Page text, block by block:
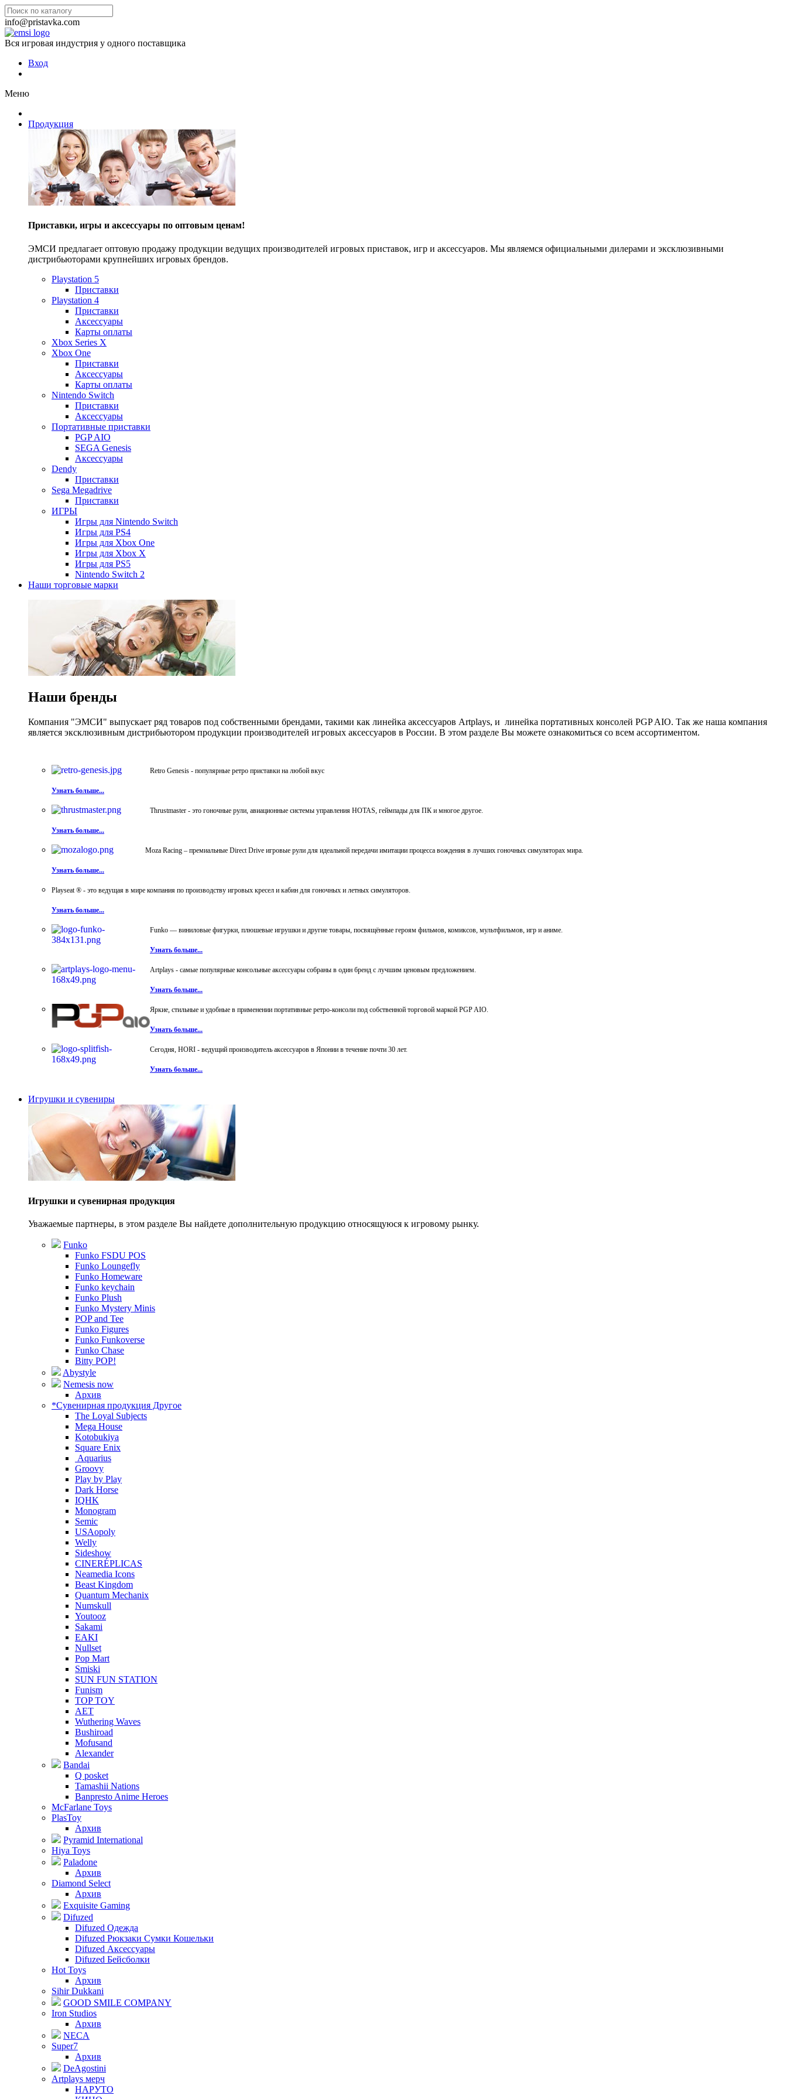
info@pristavka.com
Вся игровая индустрия у одного поставщика
Вход
Меню
Продукция
Приставки, игры и аксессуары по оптовым ценам!
ЭМСИ предлагает оптовую продажу продукции ведущих производителей игровых приставок, игр и аксессуаров. Мы являемся официальными дилерами и эксклюзивными
дистрибьюторами крупнейших игровых брендов.
Playstation 5
Приставки
Playstation 4
Приставки
Аксессуары
Карты оплаты
Xbox Series X
Xbox One
Приставки
Аксессуары
Карты оплаты
Nintendo Switch
Приставки
Аксессуары
Портативные приставки
PGP AIO
SEGA Genesis
Аксессуары
Dendy
Приставки
Sega Megadrive
Приставки
ИГРЫ
Игры для Nintendo Switch
Игры для PS4
Игры для Xbox One
Игры для Xbox X
Игры для PS5
Nintendo Switch 2
Наши торговые марки
Наши бренды
Компания "ЭМСИ" выпускает ряд товаров под собственными брендами, такими как линейка аксессуаров Artplays, и линейка портативных консолей PGP AIO. Так же наша компания
является эксклюзивным дистрибьютором продукции производителей игровых аксессуаров в России. В этом разделе Вы можете ознакомиться со всем ассортиментом.
Retro Genesis - популярные ретро приставки на любой вкус
Узнать больше...
Thrustmaster - это гоночные рули, авиационные системы управления HOTAS, геймпады для ПК и многое другое.
Узнать больше...
Moza Racing – премиальные Direct Drive игровые рули для идеальной передачи имитации процесса вождения в лучших гоночных симуляторах мира.
Узнать больше...
Playseat ® - это ведущая в мире компания по производству игровых кресел и кабин для гоночных и летных симуляторов.
Узнать больше...
Funko — виниловые фигурки, плюшевые игрушки и другие товары, посвящённые героям фильмов, комиксов, мультфильмов, игр и аниме.
Узнать больше...
Artplays - самые популярные консольные аксессуары собраны в один бренд с лучшим ценовым предложением.
Узнать больше...
Яркие, стильные и удобные в применении портативные ретро-консоли под собственной торговой маркой PGP AIO.
Узнать больше...
Сегодня, HORI - ведущий производитель аксессуаров в Японии в течение почти 30 лет.
Узнать больше...
Игрушки и сувениры
Игрушки и сувенирная продукция
Уважаемые партнеры, в этом разделе Вы найдете дополнительную продукцию относящуюся к игровому рынку.
Funko
Funko FSDU POS
Funko Loungefly
Funko Homeware
Funko keychain
Funko Plush
Funko Mystery Minis
POP and Tee
Funko Figures
Funko Funkoverse
Funko Chase
Bitty POP!
Abystyle
Nemesis now
Архив
*Сувенирная продукция Другое
The Loyal Subjects
Mega House
Kotobukiya
Square Enix
Aquarius
Groovy
Play by Play
Dark Horse
IQHK
Monogram
Semic
USAopoly
Welly
Sideshow
CINERÉPLICAS
Neamedia Icons
Beast Kingdom
Quantum Mechanix
Numskull
Youtooz
Sakami
EAKI
Nullset
Pop Mart
Smiski
SUN FUN STATION
Funism
TOP TOY
AET
Wuthering Waves
Bushiroad
Mofusand
Alexander
Bandai
Q posket
Tamashii Nations
Banpresto Anime Heroes
McFarlane Toys
PlasToy
Архив
Pyramid International
Hiya Toys
Paladone
Архив
Diamond Select
Архив
Exquisite Gaming
Difuzed
Difuzed Одежда
Difuzed Рюкзаки Сумки Кошельки
Difuzed Аксессуары
Difuzed Бейсболки
Hot Toys
Архив
Sihir Dukkani
GOOD SMILE COMPANY
Iron Studios
Архив
NECA
Super7
Архив
DeAgostini
Artplays мерч
НАРУТО